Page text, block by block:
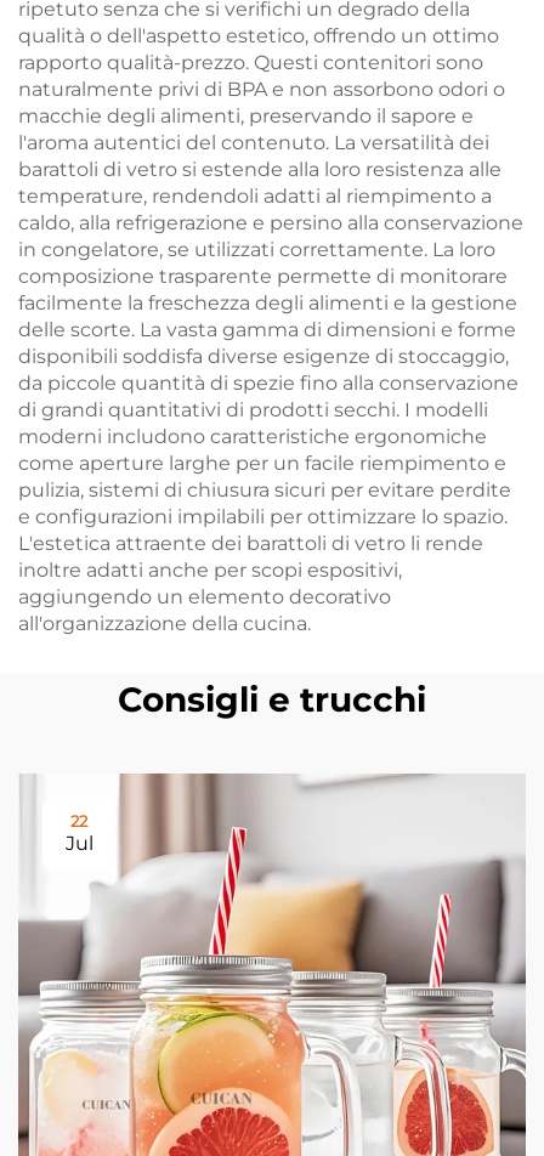
ripetuto senza che si verifichi un degrado della
qualità o dell'aspetto estetico, offrendo un ottimo
rapporto qualità-prezzo. Questi contenitori sono
naturalmente privi di BPA e non assorbono odori o
macchie degli alimenti, preservando il sapore e
l'aroma autentici del contenuto. La versatilità dei
barattoli di vetro si estende alla loro resistenza alle
temperature, rendendoli adatti al riempimento a
caldo, alla refrigerazione e persino alla conservazione
in congelatore, se utilizzati correttamente. La loro
composizione trasparente permette di monitorare
facilmente la freschezza degli alimenti e la gestione
delle scorte. La vasta gamma di dimensioni e forme
disponibili soddisfa diverse esigenze di stoccaggio,
da piccole quantità di spezie fino alla conservazione
di grandi quantitativi di prodotti secchi. I modelli
moderni includono caratteristiche ergonomiche
come aperture larghe per un facile riempimento e
pulizia, sistemi di chiusura sicuri per evitare perdite
e configurazioni impilabili per ottimizzare lo spazio.
L'estetica attraente dei barattoli di vetro li rende
inoltre adatti anche per scopi espositivi,
aggiungendo un elemento decorativo
all'organizzazione della cucina.
Consigli e trucchi
22
Jul